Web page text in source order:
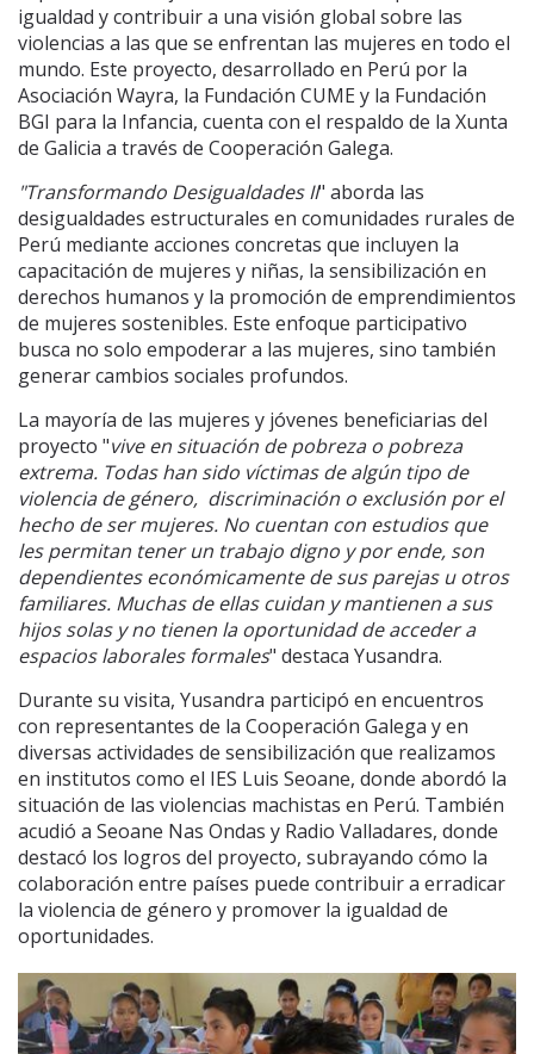
igualdad y contribuir a una visión global sobre las
violencias a las que se enfrentan las mujeres en todo el
mundo. Este proyecto, desarrollado en Perú por la
Asociación Wayra, la Fundación CUME y la Fundación
BGI para la Infancia, cuenta con el respaldo de la Xunta
de Galicia a través de Cooperación Galega.
"Transformando Desigualdades II" aborda las
desigualdades estructurales en comunidades rurales de
Perú mediante acciones concretas que incluyen la
capacitación de mujeres y niñas, la sensibilización en
derechos humanos y la promoción de emprendimientos
de mujeres sostenibles. Este enfoque participativo
busca no solo empoderar a las mujeres, sino también
generar cambios sociales profundos.
La mayoría de las mujeres y jóvenes beneficiarias del
proyecto "vive en situación de pobreza o pobreza
extrema. Todas han sido víctimas de algún tipo de
violencia de género, discriminación o exclusión por el
hecho de ser mujeres. No cuentan con estudios que
les permitan tener un trabajo digno y por ende, son
dependientes económicamente de sus parejas u otros
familiares. Muchas de ellas cuidan y mantienen a sus
hijos solas y no tienen la oportunidad de acceder a
espacios laborales formales" destaca Yusandra.
Durante su visita, Yusandra participó en encuentros
con representantes de la Cooperación Galega y en
diversas actividades de sensibilización que realizamos
en institutos como el IES Luis Seoane, donde abordó la
situación de las violencias machistas en Perú. También
acudió a Seoane Nas Ondas y Radio Valladares, donde
destacó los logros del proyecto, subrayando cómo la
colaboración entre países puede contribuir a erradicar
la violencia de género y promover la igualdad de
oportunidades.